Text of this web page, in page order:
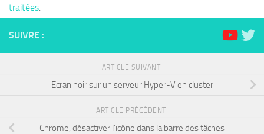
traitées.
SUIVRE :
ARTICLE SUIVANT
Ecran noir sur un serveur Hyper-V en cluster
ARTICLE PRÉCÉDENT
Chrome, désactiver l’icône dans la barre des tâches